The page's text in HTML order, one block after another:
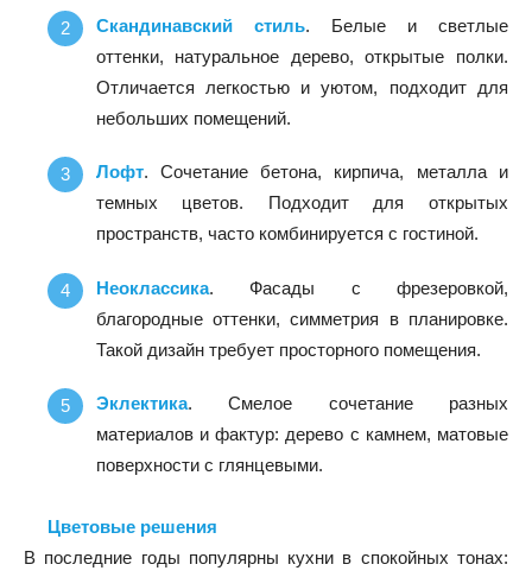
Скандинавский стиль. Белые и светлые
оттенки, натуральное дерево, открытые полки.
Отличается легкостью и уютом, подходит для
небольших помещений.
Лофт. Сочетание бетона, кирпича, металла и
темных цветов. Подходит для открытых
пространств, часто комбинируется с гостиной.
Неоклассика. Фасады с фрезеровкой,
благородные оттенки, симметрия в планировке.
Такой дизайн требует просторного помещения.
Эклектика. Смелое сочетание разных
материалов и фактур: дерево с камнем, матовые
поверхности с глянцевыми.
Цветовые решения
В последние годы популярны кухни в спокойных тонах: